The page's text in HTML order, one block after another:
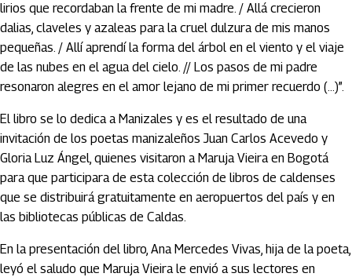
lirios que recordaban la frente de mi madre. / Allá crecieron
dalias, claveles y azaleas para la cruel dulzura de mis manos
pequeñas. / Allí aprendí la forma del árbol en el viento y el viaje
de las nubes en el agua del cielo. // Los pasos de mi padre
resonaron alegres en el amor lejano de mi primer recuerdo (...)”.
El libro se lo dedica a Manizales y es el resultado de una
invitación de los poetas manizaleños Juan Carlos Acevedo y
Gloria Luz Ángel, quienes visitaron a Maruja Vieira en Bogotá
para que participara de esta colección de libros de caldenses
que se distribuirá gratuitamente en aeropuertos del país y en
las bibliotecas públicas de Caldas.
En la presentación del libro, Ana Mercedes Vivas, hija de la poeta,
leyó el saludo que Maruja Vieira le envió a sus lectores en